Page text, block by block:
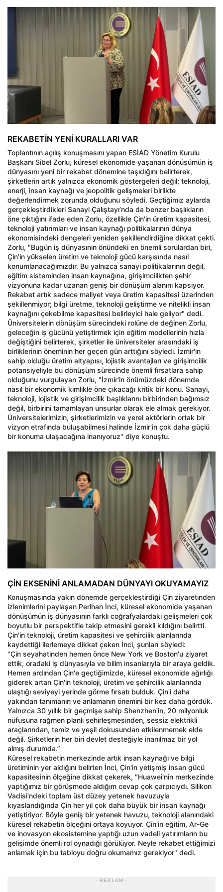
REKABETİN YENİ KURALLARI VAR
Toplantının açılış konuşmasını yapan ESİAD Yönetim Kurulu
Başkanı Sibel Zorlu, küresel ekonomide yaşanan dönüşümün iş
dünyasını yeni bir rekabet dönemine taşıdığını belirterek,
şirketlerin artık yalnızca ekonomik göstergeleri değil; teknoloji,
enerji, insan kaynağı ve jeopolitik gelişmeleri birlikte
değerlendirmek zorunda olduğunu söyledi. Geçtiğimiz aylarda
gerçekleştirdikleri Sanayi Çalıştayı’nda da benzer başlıkların
öne çıktığını ifade eden Zorlu, özellikle Çin'in üretim kapasitesi,
teknoloji yatırımları ve insan kaynağı politikalarının dünya
ekonomisindeki dengeleri yeniden şekillendirdiğine dikkat çekti.
Zorlu, "Bugün iş dünyasının önündeki en önemli sorulardan biri,
Çin'in yükselen üretim ve teknoloji gücü karşısında nasıl
konumlanacağımızdır. Bu yalnızca sanayi politikalarının değil,
eğitim sisteminden insan kaynağına, girişimcilikten şehir
vizyonuna kadar uzanan geniş bir dönüşüm alanını kapsıyor.
Rekabet artık sadece maliyet veya üretim kapasitesi üzerinden
şekillenmiyor; bilgi üretme, teknoloji geliştirme ve nitelikli insan
kaynağını çekebilme kapasitesi belirleyici hale geliyor" dedi.
Üniversitelerin dönüşüm sürecindeki rolüne de değinen Zorlu,
geleceğin iş gücünü yetiştirmek için eğitim modellerinin hızla
değiştiğini belirterek, şirketler ile üniversiteler arasındaki iş
birliklerinin öneminin her geçen gün arttığını söyledi. İzmir'in
sahip olduğu üretim altyapısı, lojistik avantajları ve girişimcilik
potansiyeliyle bu dönüşüm sürecinde önemli fırsatlara sahip
olduğunu vurgulayan Zorlu, "İzmir'in önümüzdeki dönemde
nasıl bir ekonomik kimlikle öne çıkacağı kritik bir konu. Sanayi,
teknoloji, lojistik ve girişimcilik başlıklarını birbirinden bağımsız
değil, birbirini tamamlayan unsurlar olarak ele almak gerekiyor.
Üniversitelerimizin, şirketlerimizin ve yerel aktörlerin ortak bir
vizyon etrafında buluşabilmesi halinde İzmir'in çok daha güçlü
bir konuma ulaşacağına inanıyoruz" diye konuştu.
ÇİN EKSENİNİ ANLAMADAN DÜNYAYI OKUYAMAYIZ
Konuşmasında yakın dönemde gerçekleştirdiği Çin ziyaretinden
izlenimlerini paylaşan Perihan İnci, küresel ekonomide yaşanan
dönüşümün iş dünyasının farklı coğrafyalardaki gelişmeleri çok
boyutlu bir perspektifle takip etmesini gerekli kıldığını belirtti.
Çin'in teknoloji, üretim kapasitesi ve şehircilik alanlarında
kaydettiği ilerlemeye dikkat çeken İnci, şunları söyledi:
"Çin seyahatinden hemen önce New York ve Boston'u ziyaret
ettik, oradaki iş dünyasıyla ve bilim insanlarıyla bir araya geldik.
Hemen ardından Çin'e geçtiğimizde, küresel ekonomide ağırlığı
giderek artan Çin'in teknoloji, üretim ve şehircilik alanlarında
ulaştığı seviyeyi yerinde görme fırsatı bulduk. Çin'i daha
yakından tanımanın ve anlamanın önemini bir kez daha gördük.
Yalnızca 30 yıllık bir geçmişe sahip Shenzhen'in, 20 milyonluk
nüfusuna rağmen planlı şehirleşmesinden, sessiz elektrikli
araçlarından, temiz ve yeşil dokusundan etkilenmemek elde
değil. Şirketlerin her biri devlet desteğiyle inanılmaz bir yol
almış durumda.”
Küresel rekabetin merkezinde artık insan kaynağı ve bilgi
üretiminin yer aldığını belirten İnci, Çin'in yetişmiş insan gücü
kapasitesinin ölçeğine dikkat çekerek, "Huawei'nin merkezinde
yaptığımız bir görüşmede aldığım cevap çok çarpıcıydı. Silikon
Vadisi'ndeki toplam üst düzey yetenek havuzuyla
kıyaslandığında Çin her yıl çok daha büyük bir insan kaynağı
yetiştiriyor. Böyle geniş bir yetenek havuzu, teknoloji alanındaki
küresel rekabetin ölçeğini ortaya koyuyor. Çin'in eğitim, Ar-Ge
ve inovasyon ekosistemine yaptığı uzun vadeli yatırımların bu
gelişimde önemli rol oynadığı görülüyor. Neyle rekabet ettiğimizi
anlamak için bu tabloyu doğru okumamız gerekiyor" dedi.
- REKLAM -